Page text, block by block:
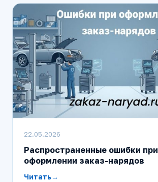
22.05.2026
Распространенные ошибки при
оформлении заказ-нарядов
Читать